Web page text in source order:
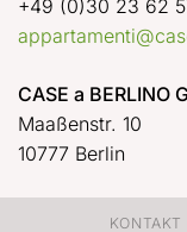
+49 (0)30 23 62
CASE a BERLINO
Maaßenstr. 10
10777 Berlin
KONTAKT